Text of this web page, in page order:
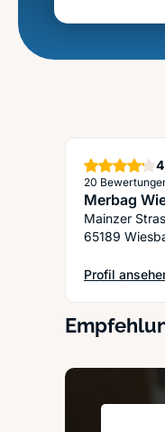
20
Merbag
Mainzer
65189
Profil
: Merbag